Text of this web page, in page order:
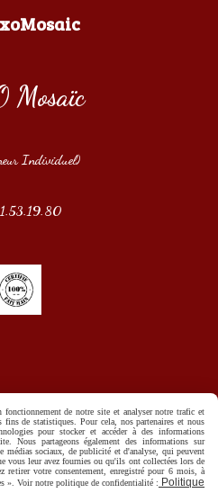
Mosaïc
Individuel)
de notre site et analyser notre trafic et
de statistiques. Pour cela, nos partenaires et nous
pour stocker et accéder à des informations
Nous partageons également des informations sur
médias sociaux, de publicité et d'analyse, qui peuvent
vous leur avez fournies ou qu'ils ont collectées lors de
retirer votre consentement, enregistré pour 6 mois, à
». Voir notre politique de confidentialité : Politique